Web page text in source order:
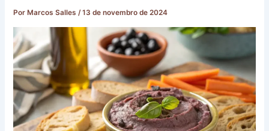
Por Marcos Salles/13 de novembro de 2024